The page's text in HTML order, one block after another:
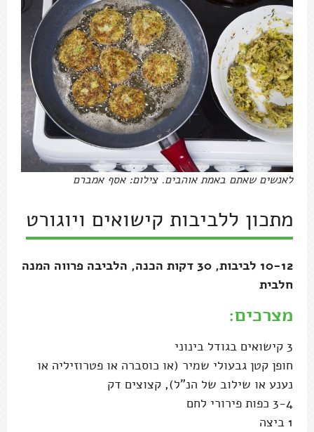
לאנשים שאתם באמת אוהבים. צילום: אסף אמברם
מתכון ללביבות קישואים ויוגורט
10-12 לביבות, 30 דקות הכנה, הלביבה פרווה המנה
חלבית
מצרכים:
3 קישואים בגודל בינוני
חופן קטן גבעולי שמיר (או כוסברה או פטרוזיליה או
נענע או שילוב של הנ"ל), קצוצים דק
3-4 כפות פירורי לחם
1 ביצה